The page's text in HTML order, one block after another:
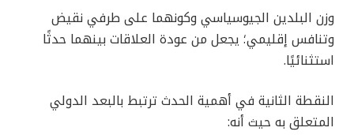
وزن البلدين الجيوسياسي وكونهما على طرفي نقيض
وتنافس إقليمي؛ يجعل من عودة العلاقات بينهما حدثًا
استثنائيًا.
النقطة الثانية في أهمية الحدث ترتبط بالبعد الدولي
المتعلق به حيث أنه: